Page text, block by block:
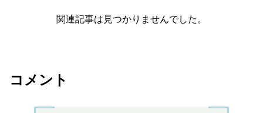
関連記事は見つかりませんでした。
コメント